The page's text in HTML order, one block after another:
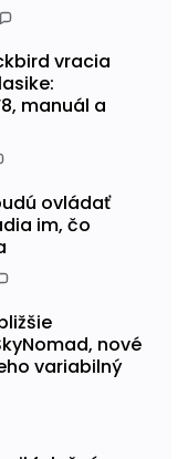
vracia
manuál a
ovládať
im, čo
nové
variabilný